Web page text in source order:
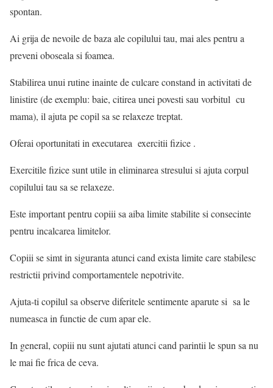
spontan.
Ai grija de nevoile de baza ale copilului tau, mai ales pentru a
preveni oboseala si foamea.
Stabilirea unui rutine inainte de culcare constand in activitati de
linistire (de exemplu: baie, citirea unei povesti sau vorbitul cu
mama), il ajuta pe copil sa se relaxeze treptat.
Oferai oportunitati in executarea exercitii fizice .
Exercitile fizice sunt utile in eliminarea stresului si ajuta corpul
copilului tau sa se relaxeze.
Este important pentru copiii sa aiba limite stabilite si consecinte
pentru incalcarea limitelor.
Copiii se simt in siguranta atunci cand exista limite care stabilesc
restrictii privind comportamentele nepotrivite.
Ajuta-ti copilul sa observe diferitele sentimente aparute si sa le
numeasca in functie de cum apar ele.
In general, copiii nu sunt ajutati atunci cand parintii le spun sa nu
le mai fie frica de ceva.